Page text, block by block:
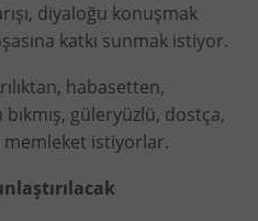
diyaloğu konuşmak
katkı sunmak istiyor.
habasetten,
güleryüzlü, dostça,
istiyorlar.